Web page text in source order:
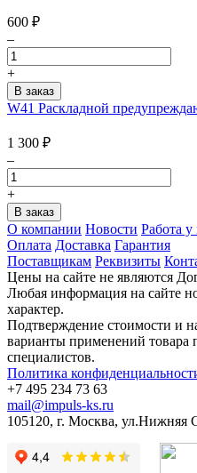
600 ₽
–
+
W41 Раскладной
1 300 ₽
–
+
О компании Новости Работа у
Оплата Доставка Гарантия
Поставщикам Реквизиты
Цены на сайте не являются
Любая информация на сайте
характер.
Подтверждение стоимости и
варианты применений товара
специалистов.
Политика
+7 495 234 73 63
mail@impuls-ks.ru
105120, г. Москва, ул.Нижняя